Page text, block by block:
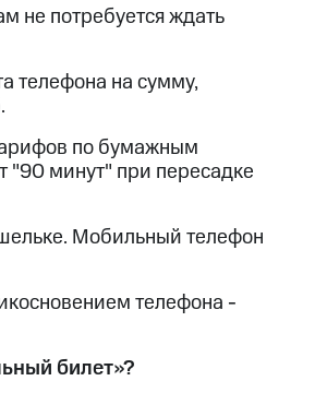
не потребуется ждать
телефона на сумму,
по бумажным
"90 минут" при пересадке
Мобильный телефон
телефона -
билет»?